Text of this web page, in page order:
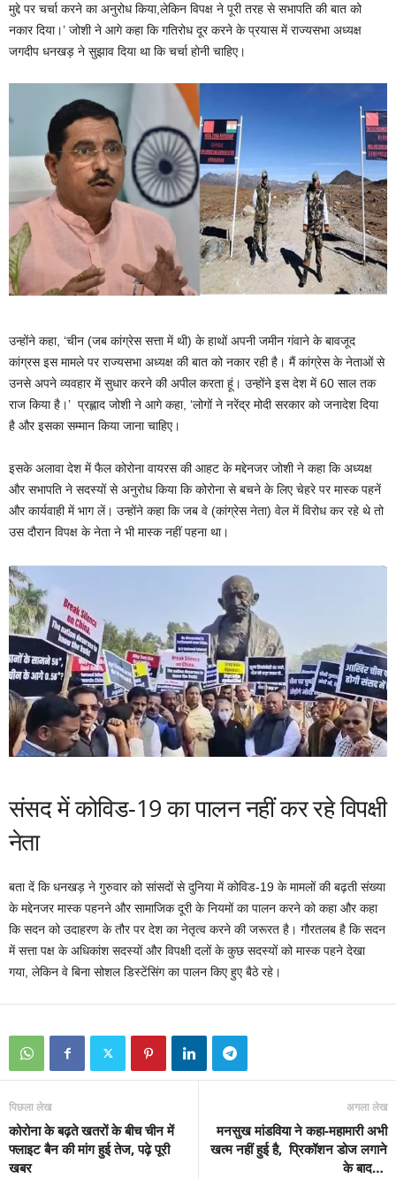
मुद्दे पर चर्चा करने का अनुरोध किया,लेकिन विपक्ष ने पूरी तरह से सभापति की बात को
नकार दिया।’ जोशी ने आगे कहा कि गतिरोध दूर करने के प्रयास में राज्यसभा अध्यक्ष
जगदीप धनखड़ ने सुझाव दिया था कि चर्चा होनी चाहिए।
उन्होंने कहा, ‘चीन (जब कांग्रेस सत्ता में थी) के हाथों अपनी जमीन गंवाने के बावजूद
कांग्रस इस मामले पर राज्यसभा अध्यक्ष की बात को नकार रही है। मैं कांग्रेस के नेताओं से
उनसे अपने व्यवहार में सुधार करने की अपील करता हूं। उन्होंने इस देश में 60 साल तक
राज किया है।’ प्रह्लाद जोशी ने आगे कहा, ‘लोगों ने नरेंद्र मोदी सरकार को जनादेश दिया
है और इसका सम्मान किया जाना चाहिए।
इसके अलावा देश में फैल कोरोना वायरस की आहट के मद्देनजर जोशी ने कहा कि अध्यक्ष
और सभापति ने सदस्यों से अनुरोध किया कि कोरोना से बचने के लिए चेहरे पर मास्क पहनें
और कार्यवाही में भाग लें। उन्होंने कहा कि जब वे (कांग्रेस नेता) वेल में विरोध कर रहे थे तो
उस दौरान विपक्ष के नेता ने भी मास्क नहीं पहना था।
संसद में कोविड-19 का पालन नहीं कर रहे विपक्षी
नेता
बता दें कि धनखड़ ने गुरुवार को सांसदों से दुनिया में कोविड-19 के मामलों की बढ़ती संख्या
के मद्देनजर मास्क पहनने और सामाजिक दूरी के नियमों का पालन करने को कहा और कहा
कि सदन को उदाहरण के तौर पर देश का नेतृत्व करने की जरूरत है। गौरतलब है कि सदन
में सत्ता पक्ष के अधिकांश सदस्यों और विपक्षी दलों के कुछ सदस्यों को मास्क पहने देखा
गया, लेकिन वे बिना सोशल डिस्टेंसिंग का पालन किए हुए बैठे रहे।
पिछला लेख
कोरोना के बढ़ते खतरों के बीच चीन में
फ्लाइट बैन की मांग हुई तेज, पढ़े पूरी
खबर
अगला लेख
मनसुख मांडविया ने कहा-महामारी अभी
खत्म नहीं हुई है, प्रिकॉशन डोज लगाने
के बाद…